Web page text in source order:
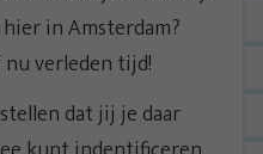
in Amsterdam?
nu verleden tijd!
dat jij je daar